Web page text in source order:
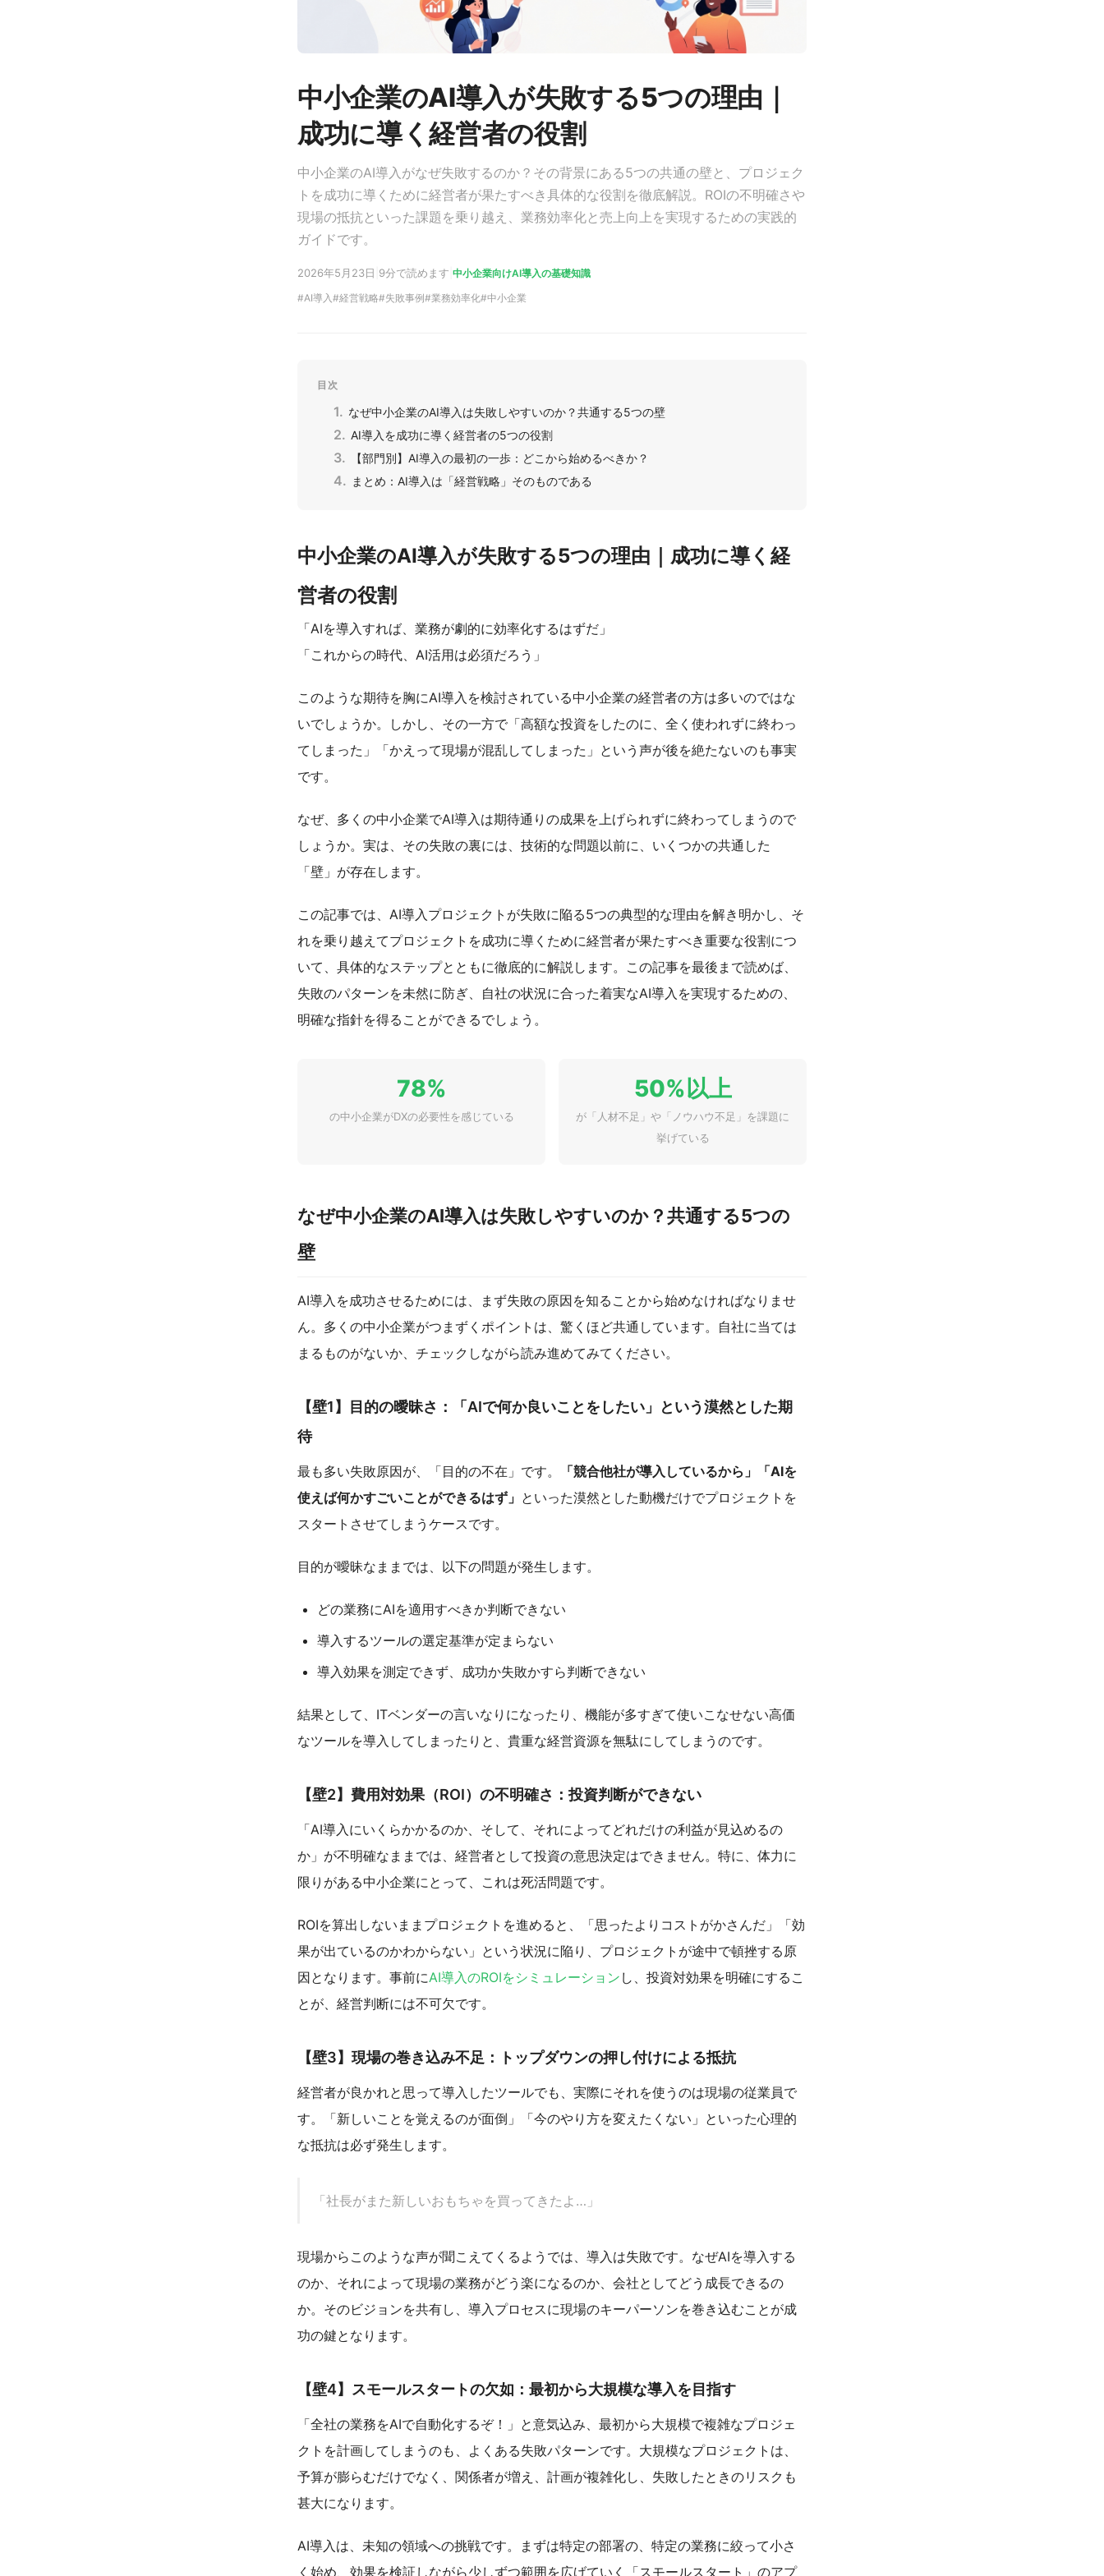
中小企業のAI導入が失敗する5つの理由｜
成功に導く経営者の役割
中小企業のAI導入がなぜ失敗するのか？その背景にある5つの共通の壁と、プロジェク
トを成功に導くために経営者が果たすべき具体的な役割を徹底解説。ROIの不明確さや
現場の抵抗といった課題を乗り越え、業務効率化と売上向上を実現するための実践的
ガイドです。
2026年5月23日 9分で読めます 中小企業向けAI導入の基礎知識
AI導入
経営戦略 失敗事例 業務効率化 中小企業
目次
なぜ中小企業のAI導入は失敗しやすいのか？共通する5つの壁
AI導入を成功に導く経営者の5つの役割
【部門別】AI導入の最初の一歩：どこから始めるべきか？
まとめ：AI導入は「経営戦略」そのものである
中小企業のAI導入が失敗する5つの理由｜成功に導く経
営者の役割
「AIを導入すれば、業務が劇的に効率化するはずだ」
「これからの時代、AI活用は必須だろう」
このような期待を胸にAI導入を検討されている中小企業の経営者の方は多いのではな
いでしょうか。しかし、その一方で「高額な投資をしたのに、全く使われずに終わっ
てしまった」「かえって現場が混乱してしまった」という声が後を絶たないのも事実
です。
なぜ、多くの中小企業でAI導入は期待通りの成果を上げられずに終わってしまうので
しょうか。実は、その失敗の裏には、技術的な問題以前に、いくつかの共通した
「壁」が存在します。
この記事では、AI導入プロジェクトが失敗に陥る5つの典型的な理由を解き明かし、そ
れを乗り越えてプロジェクトを成功に導くために経営者が果たすべき重要な役割につ
いて、具体的なステップとともに徹底的に解説します。この記事を最後まで読めば、
失敗のパターンを未然に防ぎ、自社の状況に合った着実なAI導入を実現するための、
明確な指針を得ることができるでしょう。
78%
の中小企業がDXの必要性を感じている
50%以上
が「人材不足」や「ノウハウ不足」を課題に
挙げている
なぜ中小企業のAI導入は失敗しやすいのか？共通する5つの
壁
AI導入を成功させるためには、まず失敗の原因を知ることから始めなければなりませ
ん。多くの中小企業がつまずくポイントは、驚くほど共通しています。自社に当ては
まるものがないか、チェックしながら読み進めてみてください。
【壁1】目的の曖昧さ：「AIで何か良いことをしたい」という漠然とした期
待
最も多い失敗原因が、「目的の不在」です。
「競合他社が導入しているから」「AIを
使えば何かすごいことができるはず」 といった漠然とした動機だけでプロジェクトを
スタートさせてしまうケースです。
目的が曖昧なままでは、以下の問題が発生します。
どの業務にAIを適用すべきか判断できない
導入するツールの選定基準が定まらない
導入効果を測定できず、成功か失敗かすら判断できない
結果として、ITベンダーの言いなりになったり、機能が多すぎて使いこなせない高価
なツールを導入してしまったりと、貴重な経営資源を無駄にしてしまうのです。
【壁2】費用対効果（ROI）の不明確さ：投資判断ができない
「AI導入にいくらかかるのか、そして、それによってどれだけの利益が見込めるの
か」が不明確なままでは、経営者として投資の意思決定はできません。特に、体力に
限りがある中小企業にとって、これは死活問題です。
ROIを算出しないままプロジェクトを進めると、「思ったよりコストがかさんだ」「効
果が出ているのかわからない」という状況に陥り、プロジェクトが途中で頓挫する原
因となります。事前にAI導入のROIをシミュレーション し、投資対効果を明確にするこ
とが、経営判断には不可欠です。
【壁3】現場の巻き込み不足：トップダウンの押し付けによる抵抗
経営者が良かれと思って導入したツールでも、実際にそれを使うのは現場の従業員で
す。「新しいことを覚えるのが面倒」「今のやり方を変えたくない」といった心理的
な抵抗は必ず発生します。
「社長がまた新しいおもちゃを買ってきたよ…」
現場からこのような声が聞こえてくるようでは、導入は失敗です。なぜAIを導入する
のか、それによって現場の業務がどう楽になるのか、会社としてどう成長できるの
か。そのビジョンを共有し、導入プロセスに現場のキーパーソンを巻き込むことが成
功の鍵となります。
【壁4】スモールスタートの欠如：最初から大規模な導入を目指す
「全社の業務をAIで自動化するぞ！」と意気込み、最初から大規模で複雑なプロジェ
クトを計画してしまうのも、よくある失敗パターンです。大規模なプロジェクトは、
予算が膨らむだけでなく、関係者が増え、計画が複雑化し、失敗したときのリスクも
甚大になります。
AI導入は、未知の領域への挑戦です。まずは特定の部署の、特定の業務に絞って小さ
く始め、効果を検証しながら少しずつ範囲を広げていく「スモールスタート」のアプ